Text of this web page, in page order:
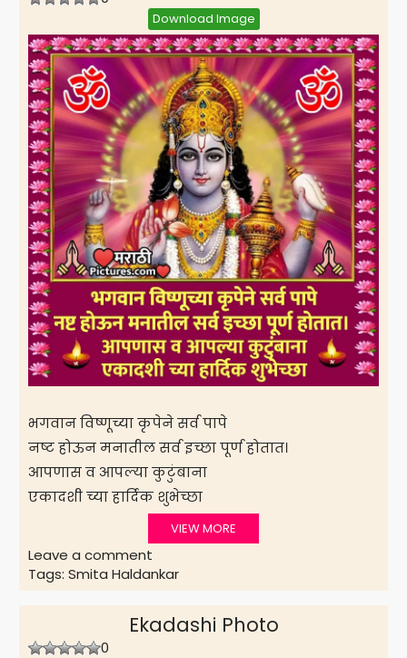
Download Image
भगवान विष्णूच्या कृपेने सर्व पापे
नष्ट होऊन मनातील सर्व इच्छा पूर्ण होतात।
आपणास व आपल्या कुटुंबाना
एकादशी च्या हार्दिक शुभेच्छा
VIEW MORE
Leave a comment
Tags: Smita Haldankar
Ekadashi Photo
0